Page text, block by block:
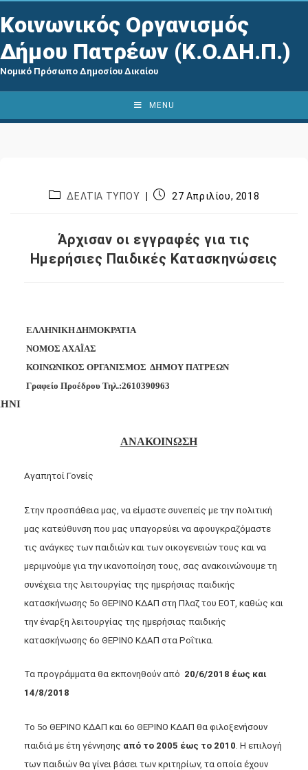
Κοινωνικός Οργανισμός
Δήμου Πατρέων (Κ.Ο.ΔΗ.Π.)
Νομικό Πρόσωπο Δημοσίου Δικαίου
MENU
ΔΕΛΤΙΑ ΤΥΠΟΥ 27 Απριλίου, 2018
Άρχισαν οι εγγραφές για τις
Ημερήσιες Παιδικές Κατασκηνώσεις
ΕΛΛΗΝΙΚΗ ΔΗΜΟΚΡΑΤΙΑ
ΝΟΜΟΣ ΑΧΑΪΑΣ
ΚΟΙΝΩΝΙΚΟΣ ΟΡΓΑΝΙΣΜΟΣ ΔΗΜΟΥ ΠΑΤΡΕΩΝ
Γραφείο Προέδρου Τηλ.:2610390963
ΑΝΑΚΟΙΝΩΣΗ
Αγαπητοί Γονείς
Στην προσπάθεια μας, να είμαστε συνεπείς με την πολιτική
μας κατεύθυνση που μας υπαγορεύει να αφουγκραζόμαστε
τις ανάγκες των παιδιών και των οικογενειών τους και να
μεριμνούμε για την ικανοποίηση τους, σας ανακοινώνουμε τη
συνέχεια της λειτουργίας της ημερήσιας παιδικής
κατασκήνωσης 5ο ΘΕΡΙΝΟ ΚΔΑΠ στη Πλαζ του ΕΟΤ, καθώς και
την έναρξη λειτουργίας της ημερήσιας παιδικής
κατασκήνωσης 6ο ΘΕΡΙΝΟ ΚΔΑΠ στα Ροΐτικα.
Τα προγράμματα θα εκπονηθούν από 20/6/2018 έως και
14/8/2018
Το 5ο ΘΕΡΙΝΟ ΚΔΑΠ και 6o ΘΕΡΙΝΟ ΚΔΑΠ θα φιλοξενήσουν
παιδιά με έτη γέννησης από το 2005 έως το 2010 . Η επιλογή
των παιδιών θα γίνει βάσει των κριτηρίων, τα οποία έχουν